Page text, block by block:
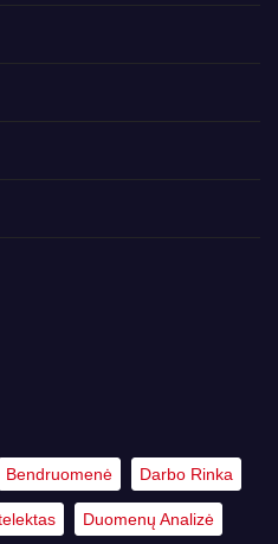
Bendruomenė Darbo Rinka
Duomenų Analizė